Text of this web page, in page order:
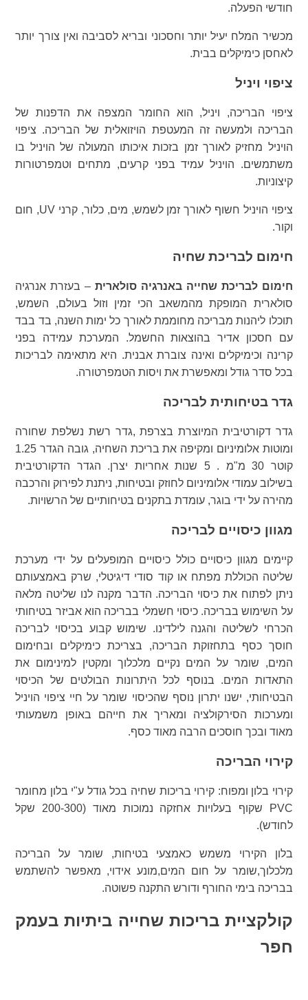
חודשי הפעלה.
מכשיר המלח יעיל יותר וחסכוני ובריא לסביבה ואין צורך יותר
לאחסן כימיקלים בבית.
ציפוי ויניל
ציפוי הבריכה, ויניל, הוא החומר המצפה את הדפנות של
הבריכה ולמעשה זה המעטפת הויזואלית של הבריכה. ציפוי
הויניל מחזיק לאורך זמן בזכות איכותו המעולה של הויניל בו
משתמשים. הויניל עמיד בפני קרעים, מתחים וטמפרטורות
קיצוניות.
ציפוי הויניל חשוף לאורך זמן לשמש, מים, כלור, קרני UV, חום
וקור.
חימום לבריכת שחיה
חימום לבריכת שחייה באנרגיה סולארית– בעזרת אנרגיה
סולארית המופקת מהמשאב הכי זמין וזול בעולם, השמש,
תוכלו ליהנות מבריכה מחוממת לאורך כל ימות השנה, בד בבד
עם חסכון אדיר בהוצאות החשמל. המערכת עמידה בפני
קרינה וכימיקלים ואינה צוברת אבנית. היא מתאימה לבריכות
בכל סדר גודל ומאפשרת את ויסות הטמפרטורה.
גדר בטיחותית לבריכה
גדר דקורטיבית המיוצרת בצרפת ,גדר רשת נשלפת שחורה
ומוטות אלומיניום ומקיפה את בריכת השחיה, גובה הגדר 1.25
קוטר 30 מ"מ . 5 שנות אחריות יצרן. הגדר הדקורטיבית
בשילוב עמודי אלומיניום לחוזק ובטיחות, ניתנת לפירוק והרכבה
מהירה על ידי בוגר, עומדת בתקנים בטיחותיים של הרשויות.
מגוון כיסויים לבריכה
קיימים מגוון כיסויים כולל כיסויים המופעלים על ידי מערכת
שליטה הכוללת מפתח או קוד סודי דיגיטלי, שרק באמצעותם
ניתן לפתוח את כיסוי הבריכה. הדבר מקנה לנו שליטה מלאה
על השימוש בבריכה. כיסוי חשמלי בבריכה הוא אביזר בטיחותי
הכרחי לשליטה והגנה לילדינו. שימוש קבוע בכיסוי לבריכה
חוסך כסף בתחזוקת הבריכה, בצריכת כימיקלים ובחימום
המים, שומר על המים נקיים מלכלוך ומקטין למינימום את
התאדות המים. בנוסף לכל היתרונות הבולטים של הכיסוי
הבטיחותי, ישנו יתרון נוסף שהכיסוי שומר על חיי ציפוי הויניל
ומערכות הסירקולציה ומאריך את חייהם באופן משמעותי
מאוד ובכך חוסכים הרבה מאוד כסף.
קירוי הבריכה
קירוי בלון ומפוח: קירוי בריכות שחיה בכל גודל ע"י בלון מחומר
PVC שקוף בעלויות אחזקה נמוכות מאוד (200-300 שקל
לחודש).
בלון הקירוי משמש כאמצעי בטיחות, שומר על הבריכה
מלכלוך,שומר על חום המים,מונע אידוי, מאפשר להשתמש
בבריכה בימי החורף ודורש התקנה פשוטה.
קולקציית בריכות שחייה ביתיות בעמק
חפר